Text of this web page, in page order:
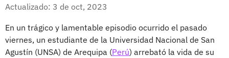
Actualizado: 3 de oct, 2023
En un trágico y lamentable episodio ocurrido el pasado
viernes, un estudiante de la Universidad Nacional de San
Agustín (UNSA) de Arequipa (Perú) arrebató la vida de su